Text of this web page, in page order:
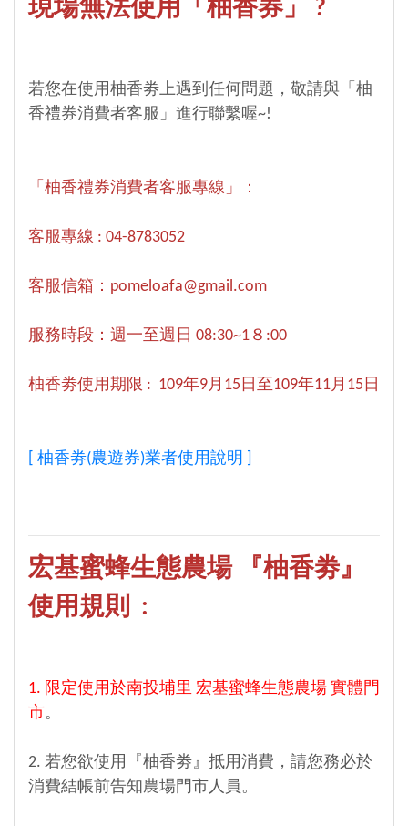
現場無法使用「柚香券」 ?
若您在使用柚香劵上遇到任何問題，敬請與「柚
香禮券消費者客服」進行聯繫喔~!
「柚香禮券消費者客服專線」：
客服專線 : 04-8783052
客服信箱：pomeloafa@gmail.com
服務時段：週一至週日 08:30~1８:00
柚香劵使用期限 : 109年9月15日至109年11月15日
[ 柚香劵(農遊券)業者使用說明 ]
宏基蜜蜂生態農場 『柚香劵』
使用規則 :
1. 限定使用於南投埔里 宏基蜜蜂生態農場 實體門
市。
2. 若您欲使用『柚香劵』抵用消費，請您務必於
消費結帳前告知農場門市人員。